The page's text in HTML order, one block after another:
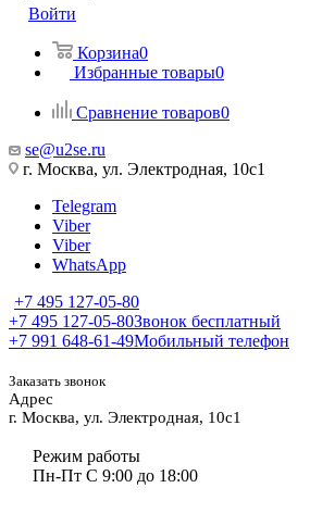
Войти
Корзина0
Избранные товары0
Сравнение товаров0
se@u2se.ru
г. Москва, ул. Электродная, 10с1
Telegram
Viber
Viber
WhatsApp
+7 495 127-05-80
+7 495 127-05-80Звонок бесплатный
+7 991 648-61-49Мобильный телефон
Заказать звонок
Адрес
г. Москва, ул. Электродная, 10с1
Режим работы
Пн-Пт С 9:00 до 18:00